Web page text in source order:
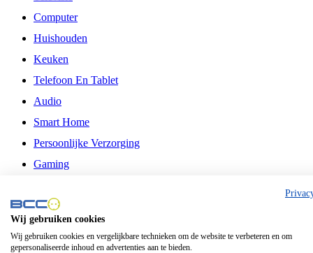
Computer
Huishouden
Keuken
Telefoon En Tablet
Audio
Smart Home
Persoonlijke Verzorging
Gaming
Philips
Schermgrootte 24 Inch
Wij gebruiken cookies
Wij gebruiken cookies en vergelijkbare technieken om de website te verbeteren en om
gepersonaliseerde inhoud en advertenties aan te bieden.